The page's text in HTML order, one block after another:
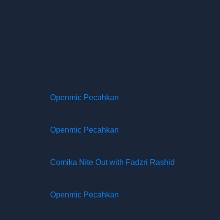
Openmic Pecahkan
Openmic Pecahkan
Comika Nite Out with Fadzri Rashid
Openmic Pecahkan